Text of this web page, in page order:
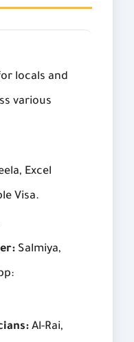
locals and
various
Excel
Visa.
Salmiya,
Al-Rai,